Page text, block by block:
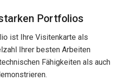
Portfolios
ist Ihre Visitenkarte als
Ihrer besten Arbeiten
Fähigkeiten als auch